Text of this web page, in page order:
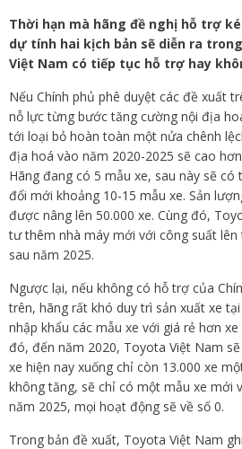
Thời hạn mà hãng đề nghị hỗ trợ
dự tính hai kịch bản sẽ diễn ra
Việt Nam có tiếp tục hỗ trợ hay
Nếu Chính phủ phê duyệt các đề xuất
nỗ lực từng bước tăng cường nội địa
tới loại bỏ hoàn toàn một nửa chênh
địa hoá vào năm 2020-2025 sẽ cao
Hãng đang có 5 mẫu xe, sau này sẽ
đổi mới khoảng 10-15 mẫu xe. Sản
được nâng lên 50.000 xe. Cùng đó,
tư thêm nhà máy mới với công suất lên
sau năm 2025.
Ngược lại, nếu không có hỗ trợ của
trên, hãng rất khó duy trì sản xuất xe
nhập khẩu các mẫu xe với giá rẻ hơn
đó, đến năm 2020, Toyota Việt Nam
xe hiện nay xuống chỉ còn 13.000 xe
không tăng, sẽ chỉ có một mẫu xe mới
năm 2025, mọi hoạt động sẽ về số 0.
Trong bản đề xuất, Toyota Việt Nam